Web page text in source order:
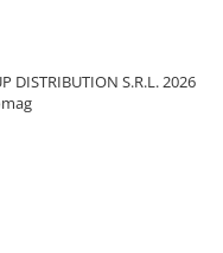
DISTRIBUTION S.R.L. 2026